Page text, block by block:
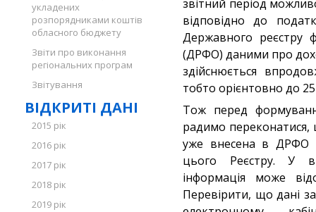
укладених
розпорядниками коштів
обласного бюджету
Звіти про виконання
регіональних програм
Звітування
ВІДКРИТІ ДАНІ
2015 рік
2016 рік
2017 рік
2018 рік
2019 рік
звітний період
відповідно до
Державного реєстру
(ДРФО) даними про
здійснюється
тобто орієнтовно до
Тож перед
радимо
уже внесена в ДРФО
цього Реєстру. У
інформація може
Перевірити, що дані